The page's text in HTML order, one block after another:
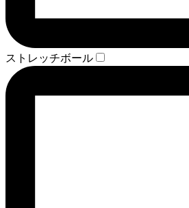
ストレッチボール